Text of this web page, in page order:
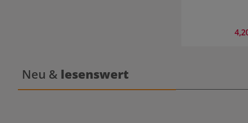
Neu & lesenswert